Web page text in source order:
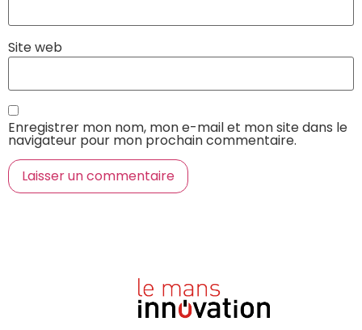
Site web
Enregistrer mon nom, mon e-mail et mon site dans le
navigateur pour mon prochain commentaire.